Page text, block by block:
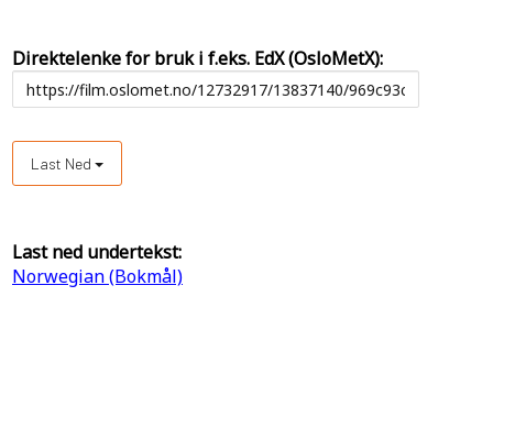
Direktelenke for bruk i f.eks. EdX (OsloMetX):
Last Ned
Last ned undertekst:
Norwegian (Bokmål)